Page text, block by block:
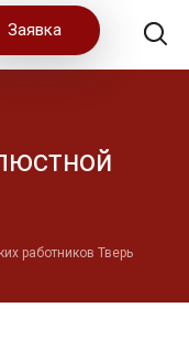
Заявка
работников Тверь